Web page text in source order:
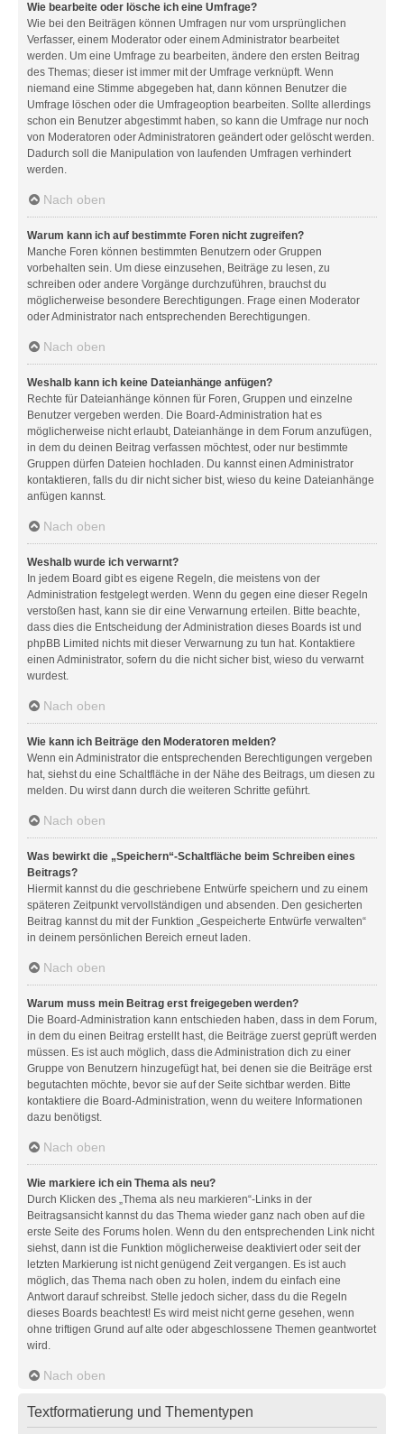
Wie bearbeite oder lösche ich eine Umfrage?
Wie bei den Beiträgen können Umfragen nur vom ursprünglichen
Verfasser, einem Moderator oder einem Administrator bearbeitet
werden. Um eine Umfrage zu bearbeiten, ändere den ersten Beitrag
des Themas; dieser ist immer mit der Umfrage verknüpft. Wenn
niemand eine Stimme abgegeben hat, dann können Benutzer die
Umfrage löschen oder die Umfrageoption bearbeiten. Sollte allerdings
schon ein Benutzer abgestimmt haben, so kann die Umfrage nur noch
von Moderatoren oder Administratoren geändert oder gelöscht werden.
Dadurch soll die Manipulation von laufenden Umfragen verhindert
werden.
Nach oben
Warum kann ich auf bestimmte Foren nicht zugreifen?
Manche Foren können bestimmten Benutzern oder Gruppen
vorbehalten sein. Um diese einzusehen, Beiträge zu lesen, zu
schreiben oder andere Vorgänge durchzuführen, brauchst du
möglicherweise besondere Berechtigungen. Frage einen Moderator
oder Administrator nach entsprechenden Berechtigungen.
Nach oben
Weshalb kann ich keine Dateianhänge anfügen?
Rechte für Dateianhänge können für Foren, Gruppen und einzelne
Benutzer vergeben werden. Die Board-Administration hat es
möglicherweise nicht erlaubt, Dateianhänge in dem Forum anzufügen,
in dem du deinen Beitrag verfassen möchtest, oder nur bestimmte
Gruppen dürfen Dateien hochladen. Du kannst einen Administrator
kontaktieren, falls du dir nicht sicher bist, wieso du keine Dateianhänge
anfügen kannst.
Nach oben
Weshalb wurde ich verwarnt?
In jedem Board gibt es eigene Regeln, die meistens von der
Administration festgelegt werden. Wenn du gegen eine dieser Regeln
verstoßen hast, kann sie dir eine Verwarnung erteilen. Bitte beachte,
dass dies die Entscheidung der Administration dieses Boards ist und
phpBB Limited nichts mit dieser Verwarnung zu tun hat. Kontaktiere
einen Administrator, sofern du die nicht sicher bist, wieso du verwarnt
wurdest.
Nach oben
Wie kann ich Beiträge den Moderatoren melden?
Wenn ein Administrator die entsprechenden Berechtigungen vergeben
hat, siehst du eine Schaltfläche in der Nähe des Beitrags, um diesen zu
melden. Du wirst dann durch die weiteren Schritte geführt.
Nach oben
Was bewirkt die „Speichern“-Schaltfläche beim Schreiben eines
Beitrags?
Hiermit kannst du die geschriebene Entwürfe speichern und zu einem
späteren Zeitpunkt vervollständigen und absenden. Den gesicherten
Beitrag kannst du mit der Funktion „Gespeicherte Entwürfe verwalten“
in deinem persönlichen Bereich erneut laden.
Nach oben
Warum muss mein Beitrag erst freigegeben werden?
Die Board-Administration kann entschieden haben, dass in dem Forum,
in dem du einen Beitrag erstellt hast, die Beiträge zuerst geprüft werden
müssen. Es ist auch möglich, dass die Administration dich zu einer
Gruppe von Benutzern hinzugefügt hat, bei denen sie die Beiträge erst
begutachten möchte, bevor sie auf der Seite sichtbar werden. Bitte
kontaktiere die Board-Administration, wenn du weitere Informationen
dazu benötigst.
Nach oben
Wie markiere ich ein Thema als neu?
Durch Klicken des „Thema als neu markieren“-Links in der
Beitragsansicht kannst du das Thema wieder ganz nach oben auf die
erste Seite des Forums holen. Wenn du den entsprechenden Link nicht
siehst, dann ist die Funktion möglicherweise deaktiviert oder seit der
letzten Markierung ist nicht genügend Zeit vergangen. Es ist auch
möglich, das Thema nach oben zu holen, indem du einfach eine
Antwort darauf schreibst. Stelle jedoch sicher, dass du die Regeln
dieses Boards beachtest! Es wird meist nicht gerne gesehen, wenn
ohne triftigen Grund auf alte oder abgeschlossene Themen geantwortet
wird.
Nach oben
Textformatierung und Thementypen